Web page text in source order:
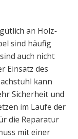
an Holz-
sind häufig
auch nicht
Einsatz des
kann
Sicherheit und
im Laufe der
die Reparatur
mit einer